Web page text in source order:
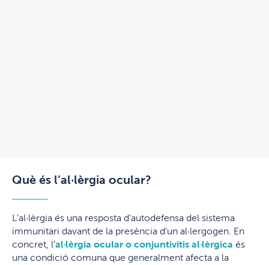
Què és l’al·lèrgia ocular?
L’al·lèrgia és una resposta d’autodefensa del sistema
immunitari davant de la presència d’un al·lergogen. En
concret, l’al·lèrgia ocular o conjuntivitis al·lèrgica és
una condició comuna que generalment afecta a la